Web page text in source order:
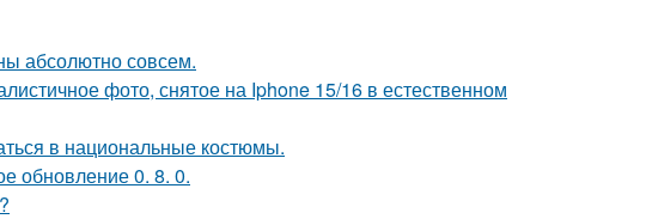
абсолютно совсем.
фото, снятое на Iphone 15/16 в естественном
в национальные костюмы.
обновление 0. 8. 0.